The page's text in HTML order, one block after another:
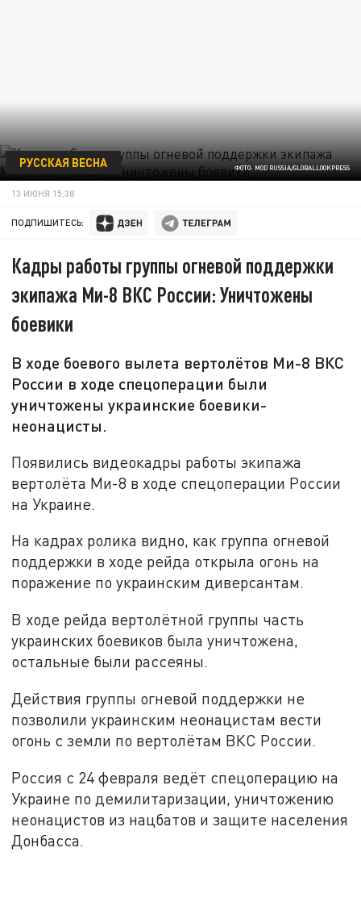
ФОТО: MOD RUSSIA/GLOBALLOOKPRESS
РУССКАЯ ВЕСНА
13 ИЮНЯ 15:38
ПОДПИШИТЕСЬ:
Кадры работы группы огневой поддержки
экипажа Ми-8 ВКС России: Уничтожены
боевики
В ходе боевого вылета вертолётов Ми-8 ВКС
России в ходе спецоперации были
уничтожены украинские боевики-
неонацисты.
Появились видеокадры работы экипажа
вертолёта Ми-8 в ходе спецоперации России
на Украине.
На кадрах ролика видно, как группа огневой
поддержки в ходе рейда открыла огонь на
поражение по украинским диверсантам.
В ходе рейда вертолётной группы часть
украинских боевиков была уничтожена,
остальные были рассеяны.
Действия группы огневой поддержки не
позволили украинским неонацистам вести
огонь с земли по вертолётам ВКС России.
Россия с 24 февраля ведёт спецоперацию на
Украине по демилитаризации, уничтожению
неонацистов из нацбатов и защите населения
Донбасса.